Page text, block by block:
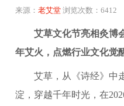
来源：老艾堂 浏览次数：6412
艾草文化节亮相灸博
年艾火，点燃行业文化觉
艾草，从《诗经》中
淀，穿越千年时光，在